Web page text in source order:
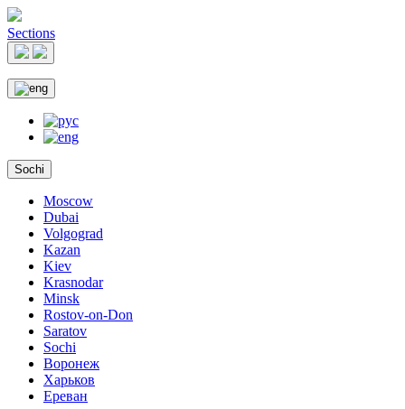
Sections
Sochi
Moscow
Dubai
Volgograd
Kazan
Kiev
Krasnodar
Minsk
Rostov-on-Don
Saratov
Sochi
Воронеж
Харьков
Ереван